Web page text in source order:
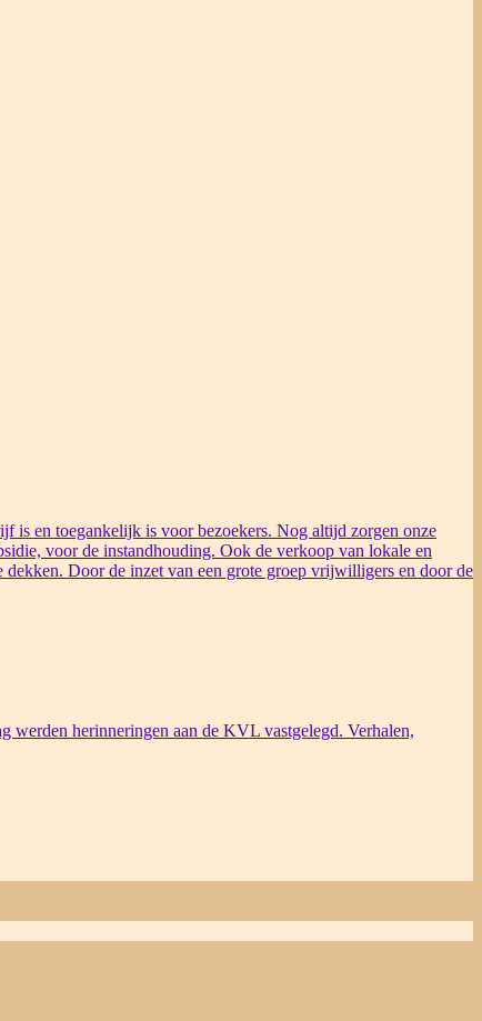
is en toegankelijk is voor bezoekers. Nog altijd zorgen onze
voor de instandhouding. Ook de verkoop van lokale en
Door de inzet van een grote groep vrijwilligers en door de
werden herinneringen aan de KVL vastgelegd. Verhalen,